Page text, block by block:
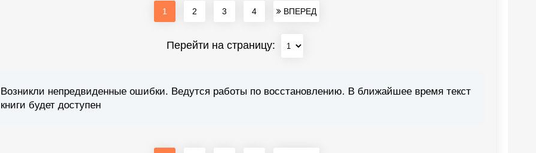
1 2 3 4 ВПЕРЕД
Перейти на страницу:
Возникли непредвиденные ошибки. Ведутся работы по восстановлению. В ближайшее время текст
книги будет доступен